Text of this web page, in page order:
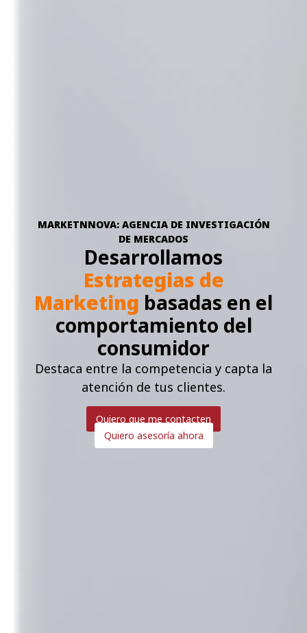
MARKETNNOVA: AGENCIA DE INVESTIGACIÓN
DE MERCADOS
Desarrollamos
Estrategias de
Marketing basadas en el
comportamiento del
consumidor
Destaca entre la competencia y capta la
atención de tus clientes.
Quiero que me contacten
Quiero asesoría ahora